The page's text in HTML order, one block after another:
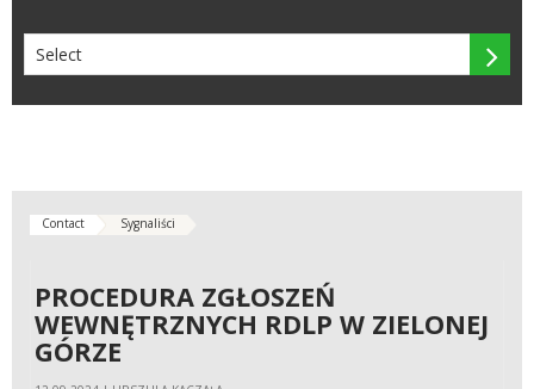

Contact Sygnaliści
PROCEDURA ZGŁOSZEŃ
WEWNĘTRZNYCH RDLP W ZIELONEJ
GÓRZE